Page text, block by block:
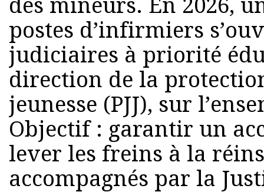
des mineurs. En 2026,
postes d’infirmiers
judiciaires à priorité
direction de la
jeunesse (PJJ), sur
Objectif : garantir un
lever les freins à la
accompagnés par la